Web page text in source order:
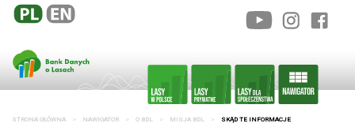
STRONA GŁÓWNA NAWIGATOR O BDL MISJA BDL SKĄD TE INFORMACJE